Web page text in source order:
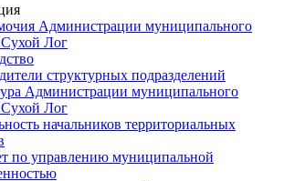
Администрации муниципального
Сухой Лог
структурных подразделений
Администрации муниципального
Сухой Лог
начальников территориальных
по управлению муниципальной